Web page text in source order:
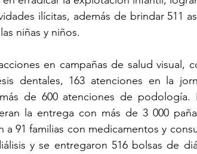
ilícitas, además de brindar 511
niñas y niños.
en campañas de salud visual,
dentales, 163 atenciones en la
de 600 atenciones de podología.
la entrega con más de 3 000
a 91 familias con medicamentos y
y se entregaron 516 bolsas de